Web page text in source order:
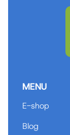
MENU
E-shop
Blog